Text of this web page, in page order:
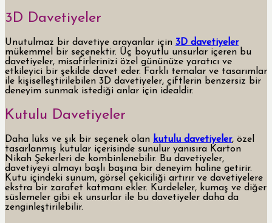
3D Davetiyeler
Unutulmaz bir davetiye arayanlar için 3D davetiyeler
mükemmel bir seçenektir. Üç boyutlu unsurlar içeren bu
davetiyeler, misafirlerinizi özel gününüze yaratıcı ve
etkileyici bir şekilde davet eder. Farklı temalar ve tasarımlar
ile kişiselleştirilebilen 3D davetiyeler, çiftlerin benzersiz bir
deneyim sunmak istediği anlar için idealdir.
Kutulu Davetiyeler
Daha lüks ve şık bir seçenek olan kutulu davetiyeler, özel
tasarlanmış kutular içerisinde sunulur yanısıra Karton
Nikah Şekerleri de kombinlenebilir. Bu davetiyeler,
davetiyeyi almayı başlı başına bir deneyim haline getirir.
Kutu içindeki sunum, görsel çekiciliği artırır ve davetiyelere
ekstra bir zarafet katmanı ekler. Kurdeleler, kumaş ve diğer
süslemeler gibi ek unsurlar ile bu davetiyeler daha da
zenginleştirilebilir.